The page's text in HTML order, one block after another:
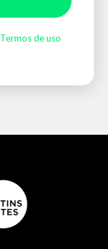
Termos de uso